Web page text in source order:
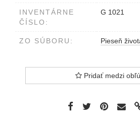
INVENTÁRNE
ČÍSLO:
G 1021
ZO SÚBORU: Pieseň
Pridať medzi